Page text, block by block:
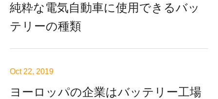
純粋な電気自動車に使用できるバッ
テリーの種類
Oct 22, 2019
ヨーロッパの企業はバッテリー工場